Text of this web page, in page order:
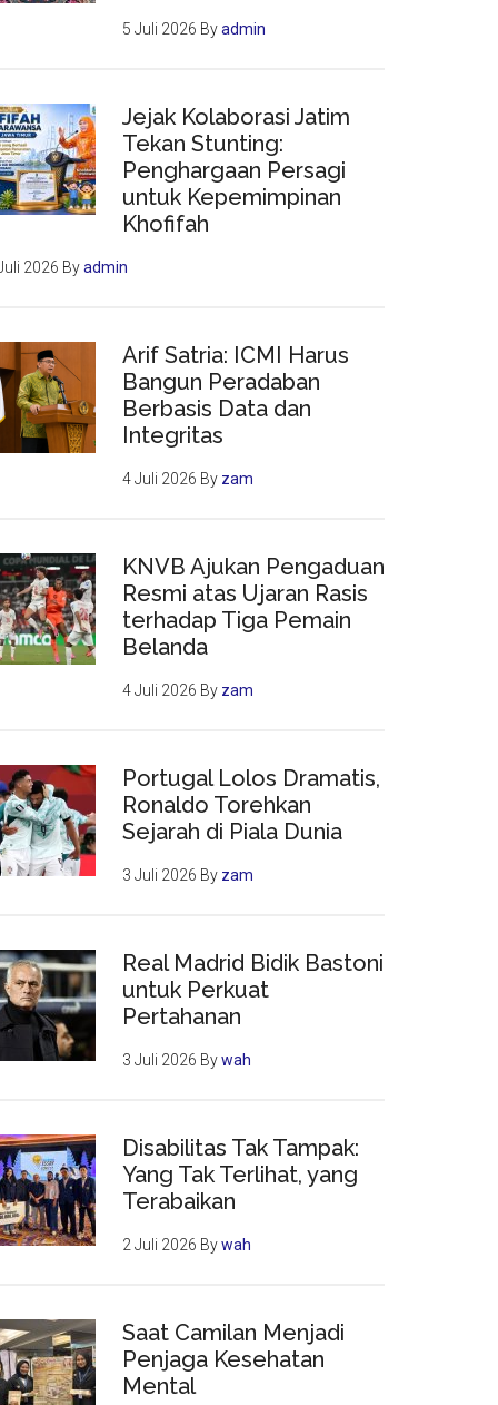
5 Juli 2026 Byadmin
Jejak Kolaborasi Jatim
Tekan Stunting:
Penghargaan Persagi
untuk Kepemimpinan
Khofifah
2026 Byadmin
Arif Satria: ICMI Harus
Bangun Peradaban
Berbasis Data dan
Integritas
4 Juli 2026 By zam
KNVB Ajukan Pengaduan
Resmi atas Ujaran Rasis
terhadap Tiga Pemain
Belanda
4 Juli 2026 By zam
Portugal Lolos Dramatis,
Ronaldo Torehkan
Sejarah di Piala Dunia
3 Juli 2026 By zam
Real Madrid Bidik Bastoni
untuk Perkuat
Pertahanan
3 Juli 2026 Bywah
Disabilitas Tak Tampak:
Yang Tak Terlihat, yang
Terabaikan
2 Juli 2026 Bywah
Saat Camilan Menjadi
Penjaga Kesehatan
Mental